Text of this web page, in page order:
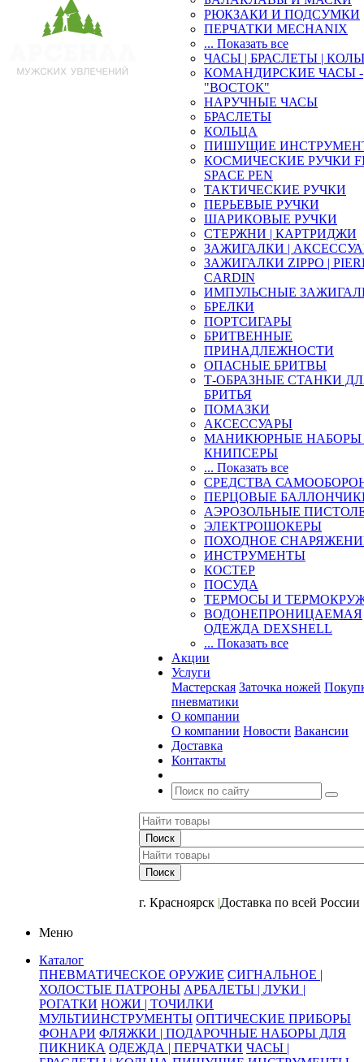
РЮКЗАКИ И ПОДСУМКИ
ПЕРЧАТКИ MECHANIX
... Показать все
ЧАСЫ | БРАСЛЕТЫ |
КОМАНДИРСКИЕ ЧАСЫ -
"ВОСТОК"
НАРУЧНЫЕ ЧАСЫ
БРАСЛЕТЫ
КОЛЬЦА
ПИШУЩИЕ
КОСМИЧЕСКИЕ РУЧКИ
SPACE PEN
ТАКТИЧЕСКИЕ РУЧКИ
ПЕРЬЕВЫЕ РУЧКИ
ШАРИКОВЫЕ РУЧКИ
СТЕРЖНИ | КАРТРИДЖИ
ЗАЖИГАЛКИ |
ЗАЖИГАЛКИ ZIPPO |
CARDIN
ИМПУЛЬСНЫЕ
БРЕЛКИ
ПОРТСИГАРЫ
БРИТВЕННЫЕ
ПРИНАДЛЕЖНОСТИ
ОПАСНЫЕ БРИТВЫ
Т-ОБРАЗНЫЕ СТАНКИ
БРИТЬЯ
ПОМАЗКИ
АКСЕССУАРЫ
МАНИКЮРНЫЕ НАБОРЫ
КНИПСЕРЫ
... Показать все
СРЕДСТВА
ПЕРЦОВЫЕ
АЭРОЗОЛЬНЫЕ
ЭЛЕКТРОШОКЕРЫ
ПОХОДНОЕ
ИНСТРУМЕНТЫ
КОСТЕР
ПОСУДА
ТЕРМОСЫ И
ВОДОНЕПРОНИЦАЕМАЯ
ОДЕЖДА DEXSHELL
... Показать все
Акции
Услуги
Мастерская Заточка ножей
пневматики
О компании
О компании Новости Вакансии
Доставка
Контакты
г. Красноярск |Доставка по всей России
Меню
Каталог
ПНЕВМАТИЧЕСКОЕ ОРУЖИЕ СИГНАЛЬНОЕ |
ХОЛОСТЫЕ ПАТРОНЫ АРБАЛЕТЫ | ЛУКИ |
РОГАТКИ НОЖИ | ТОЧИЛКИ
МУЛЬТИИНСТРУМЕНТЫ ОПТИЧЕСКИЕ ПРИБОРЫ
ФОНАРИ ФЛЯЖКИ | ПОДАРОЧНЫЕ НАБОРЫ ДЛЯ
ПИКНИКА ОДЕЖДА | ПЕРЧАТКИ ЧАСЫ |